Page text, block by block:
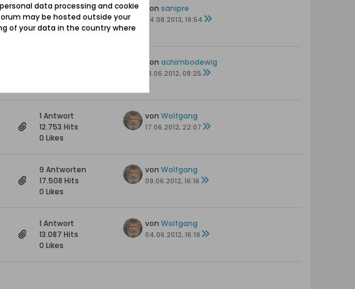
4 Antworten
13.518 Hits
0 Likes
von sanipre
24.08.2013, 19:54
von achimbodewig
18.06.2012, 08:25
1 Antwort
12.753 Hits
0 Likes
von Wolfgang
17.06.2012, 22:07
9 Antworten
17.508 Hits
0 Likes
von Wolfgang
09.06.2012, 16:16
1 Antwort
13.087 Hits
0 Likes
von Wolfgang
04.06.2012, 16:19
data processing and cookie
may be hosted outside your
of your data in the country where